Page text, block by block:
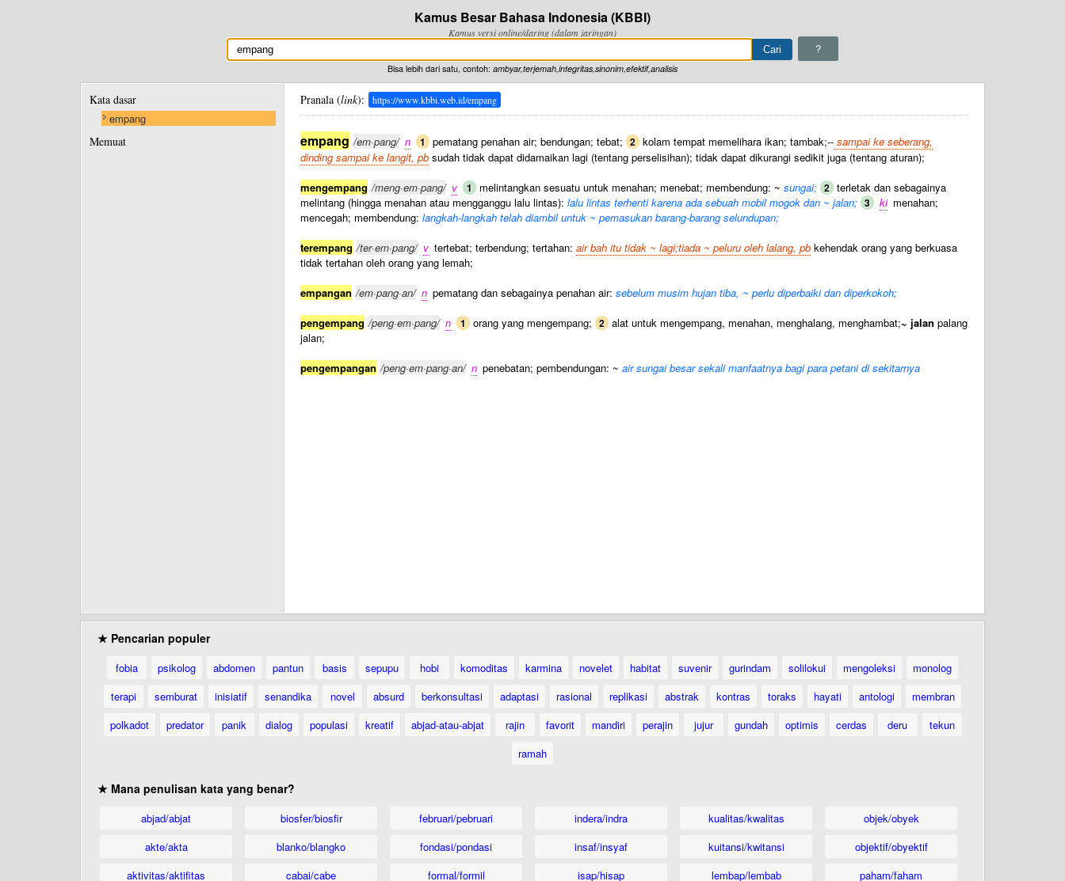
Kamus Besar Bahasa Indonesia (KBBI)
Kamus versi online/daring (dalam jaringan)
?
Bisa lebih dari satu, contoh: ambyar,terjemah,integritas,sinonim,efektif,analisis
Kata dasar
empang
Memuat
Pranala (link): https://www.kbbi.web.id/empang
empang /em·pang/ n 1 pematang penahan air; bendungan; tebat; 2 kolam tempat memelihara ikan; tambak;-- sampai ke seberang,
dinding sampai ke langit, pb sudah tidak dapat didamaikan lagi (tentang perselisihan); tidak dapat dikurangi sedikit juga (tentang aturan);
mengempang /meng·em·pang/ v 1 melintangkan sesuatu untuk menahan; menebat; membendung: ~ sungai; 2 terletak dan sebagainya
melintang (hingga menahan atau mengganggu lalu lintas): lalu lintas terhenti karena ada sebuah mobil mogok dan ~ jalan; 3 ki menahan;
mencegah; membendung: langkah-langkah telah diambil untuk ~ pemasukan barang-barang selundupan;
terempang /ter·em·pang/ v tertebat; terbendung; tertahan: air bah itu tidak ~ lagi;tiada ~ peluru oleh lalang, pb kehendak orang yang berkuasa
tidak tertahan oleh orang yang lemah;
empangan /em·pang·an/ n pematang dan sebagainya penahan air: sebelum musim hujan tiba, ~ perlu diperbaiki dan diperkokoh;
pengempang /peng·em·pang/ n 1 orang yang mengempang; 2 alat untuk mengempang, menahan, menghalang, menghambat;~ jalan palang
jalan;
pengempangan /peng·em·pang·an/ n penebatan; pembendungan: ~ air sungai besar sekali manfaatnya bagi para petani di sekitarnya
★ Pencarian populer
fobia psikolog abdomen pantun basis sepupu hobi komoditas karmina novelet habitat suvenir gurindam solilokui mengoleksi
monolog
terapi
semburat inisiatif senandika novel absurd berkonsultasi adaptasi rasional replikasi abstrak kontras toraks hayati antologi
membran
polkadot
predator panik dialog populasi kreatif abjad-atau-abjat rajin favorit mandiri perajin jujur gundah optimis cerdas deru
tekun
ramah
★ Mana penulisan kata yang benar?
abjad/abjat
akte/akta
aktivitas/aktifitas
biosfer/biosfir
blanko/blangko
cabai/cabe
februari/pebruari
fondasi/pondasi
formal/formil
indera/indra
insaf/insyaf
isap/hisap
kualitas/kwalitas
kuitansi/kwitansi
lembap/lembab
objek/obyek
objektif/obyektif
paham/faham